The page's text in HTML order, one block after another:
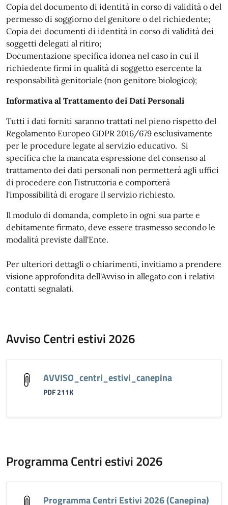
Copia del documento di identità in corso di validità o del
permesso di soggiorno del genitore o del richiedente;
Copia dei documenti di identità in corso di validità dei
soggetti delegati al ritiro;
Documentazione specifica idonea nel caso in cui il
richiedente firmi in qualità di soggetto esercente la
responsabilità genitoriale (non genitore biologico);
Informativa al Trattamento dei Dati Personali
Tutti i dati forniti saranno trattati nel pieno rispetto del
Regolamento Europeo GDPR 2016/679 esclusivamente
per le procedure legate al servizio educativo. Si
specifica che la mancata espressione del consenso al
trattamento dei dati personali non permetterà agli uffici
di procedere con l’istruttoria e comporterà
l'impossibilità di erogare il servizio richiesto.
Il modulo di domanda, completo in ogni sua parte e
debitamente firmato, deve essere trasmesso secondo le
modalità previste dall'Ente.
Per ulteriori dettagli o chiarimenti, invitiamo a prendere
visione approfondita dell'Avviso in allegato con i relativi
contatti segnalati.
Avviso Centri estivi 2026
AVVISO_centri_estivi_canepina
PDF 211K
Programma Centri estivi 2026
Programma Centri Estivi 2026 (Canepina)